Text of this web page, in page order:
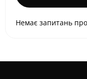
Немає запитань